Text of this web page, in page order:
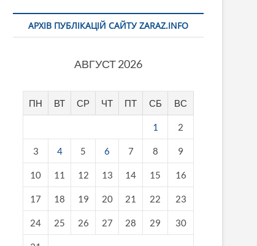
АРХІВ ПУБЛІКАЦІЙ САЙТУ ZARAZ.INFO
АВГУСТ 2026
ПН ВТ СР ЧТ ПТ СБ ВС
1 2
3 4 5 6 7 8 9
10 11 12 13 14 15 16
17 18 19 20 21 22 23
24 25 26 27 28 29 30